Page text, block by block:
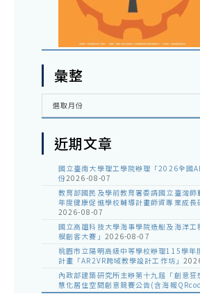
彙整
彙
選取月份
近期文章
國立臺南大學理工學院辦理「2026全國
份2026-08-07
教育部國民及學前教育署委請國立臺灣
年度健康促進學校輔導計畫師資專業成
2026-08-07
國立高雄科技大學海事學院造船及海洋
模創客大賽」 2026-08-07
桃園市立陽明高級中等學校辦理115學年
計畫「AR2VR跨域教學設計工作坊」
內政部建築研究所主辦第十九屆「創意
慧化居住空間創意競賽公告(含海報